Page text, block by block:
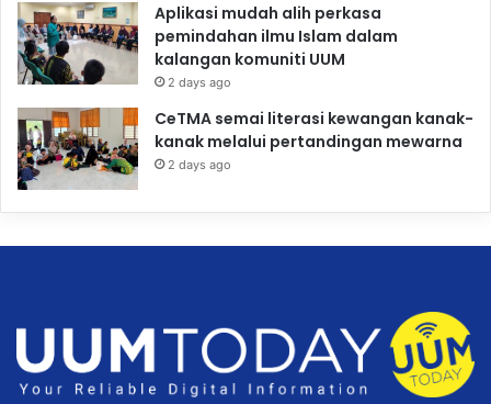
Aplikasi mudah alih perkasa
pemindahan ilmu Islam dalam
kalangan komuniti UUM
2 days ago
CeTMA semai literasi kewangan kanak-
kanak melalui pertandingan mewarna
2 days ago